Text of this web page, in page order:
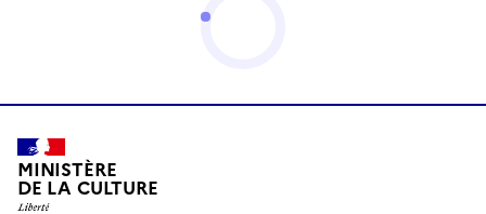
MINISTÈRE
DE LA CULTURE